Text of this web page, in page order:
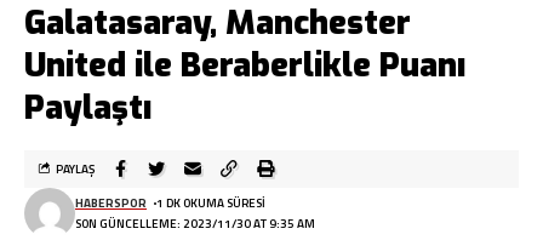
Galatasaray, Manchester
United ile Beraberlikle Puanı
Paylaştı
SON GÜNCELLEME: 2023/11/30 AT 9:35 AM
HABERSPOR 1 DK OKUMA SÜRESI
PAYLAŞ